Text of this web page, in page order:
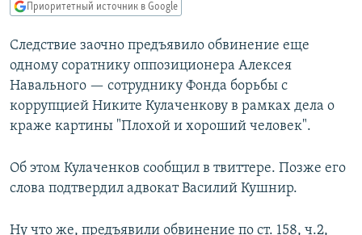
Вернутся
поиску
КАВКАЗ.РЕАЛИИ
СЕВЕР.РЕАЛИИ
СИБИРЬ.РЕАЛИИ
РАСПИСАНИЕ ВЕЩАНИЯ
ПОДПИШИТЕСЬ НА РАССЫЛКУ
СОЦИАЛЬНЫЕ СЕТИ
Приоритетный источник в Google
Следствие заочно предъявило обвинение еще
одному соратнику оппозиционера Алексея
Навального — сотруднику Фонда борьбы с
коррупцией Никите Кулаченкову в рамках дела о
краже картины "Плохой и хороший человек".
Об этом Кулаченков сообщил в твиттере. Позже его
слова подтвердил адвокат Василий Кушнир.
Ну что же, предъявили обвинение по ст. 158, ч.2,